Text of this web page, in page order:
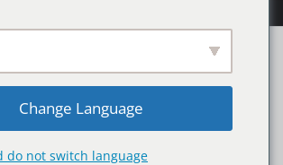
Change Language
do not switch language